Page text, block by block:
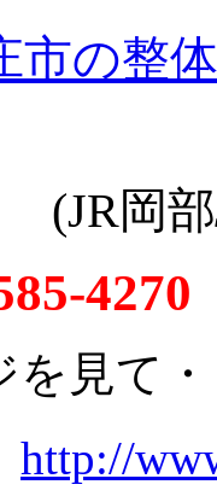
市の整
(JR岡
4270
を見て
http://